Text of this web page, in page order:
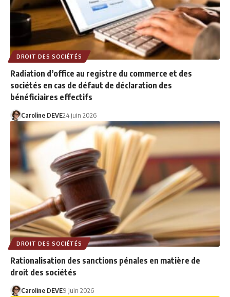
DROIT DES SOCIÉTÉS
Radiation d’office au registre du commerce et des
sociétés en cas de défaut de déclaration des
bénéficiaires effectifs
Caroline DEVE24 juin 2026
DROIT DES SOCIÉTÉS
Rationalisation des sanctions pénales en matière de
droit des sociétés
Caroline DEVE9 juin 2026